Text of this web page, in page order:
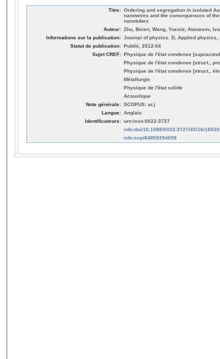
Titre: Ordering and segregation in isolated
nanowires and the consequences of
nanotubes
Auteur: Zhu, Beien; Wang, Yuexia; Atanasov,
Informations sur la publication: Journal of physics. D, Applied physics,
Statut de publication: Publié, 2012-04
Sujet CREF: Physique de l'état condense
Physique de l'état condense [struct.,
Physique de l'état condense [struct.,
Métallurgie
Physique de l'état solide
Acoustique
Note générale: SCOPUS: ar.j
Langue: Anglais
Identificateurs: urn:issn:0022-3727
info:doi/10.1088/0022-3727/45/16/
info:scp/84859294058